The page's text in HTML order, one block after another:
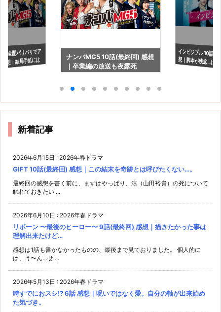
全開バリバリでア
想｜結局手紙には
ったのか…(笑)
ナンバMG5 10話(最終回) 感想
｜卒業編の放送も夜露死
インビジブル 10話(
想｜脚本が残念…に
新着記事
2026年6月15日 : 2026年春ドラマ
GIFT 10話(最終回) 感想｜この結末を奇跡とは呼びたくない…。
最終回の感想を書く前に、まずはやっぱり、涼（山田裕貴）の死について
触れておきたい ...
2026年6月10日 : 2026年春ドラマ
リボーン 〜最後のヒーロー〜 9話(最終回) 感想｜描きたかった事は
理解出来たけど…
感想は1話も書かなかったものの、最後まで見ておりました。 個人的に
は、う〜ん…せ ...
2026年5月13日 : 2026年春ドラマ
時すでにおスシ!? 6話 感想｜呪いではなく愛。自分の軸が出来始め
た気づき。